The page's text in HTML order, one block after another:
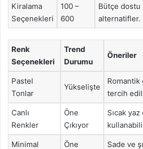
Kiralama
Seçenekleri
100 –
600
Bütçe dostu
alternatifler.
Renk
Seçenekleri
Trend
Durumu
Öneriler
Pastel
Tonlar
Yükselişte
tercih
Canlı
Renkler
Öne
Çıkıyor
Sıcak
Minimal
Öne
Sade ve